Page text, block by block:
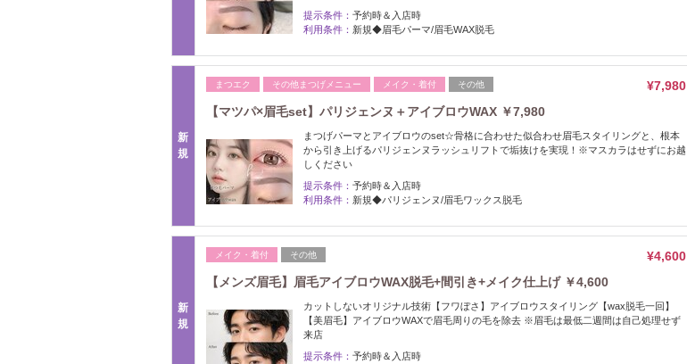
提示条件： 予約時＆入店時
利用条件： 新規◆眉毛パーマ/眉毛WAX脱毛
新
規
まつエク その他まつげメニュー メイク・着付 その他
¥7,980
【マツパ×眉毛set】パリジェンヌ＋アイブロウWAX ￥7,980
まつげパーマとアイブロウのset☆骨格に合わせた似合わせ眉毛スタイリングと、根本
から引き上げるパリジェンヌラッシュリフトで垢抜けを実現！※マスカラはせずにお越
しください
提示条件： 予約時＆入店時
利用条件： 新規◆パリジェンヌ/眉毛ワックス脱毛
新
規
メイク・着付 その他
¥4,600
【メンズ眉毛】眉毛アイブロウWAX脱毛+間引き+メイク仕上げ ￥4,600
カットしないオリジナル技術【フワぼさ】アイブロウスタイリング【wax脱毛一回】
【美眉毛】アイブロウWAXで眉毛周りの毛を除去 ※眉毛は最低二週間は自己処理せず
来店
提示条件： 予約時＆入店時